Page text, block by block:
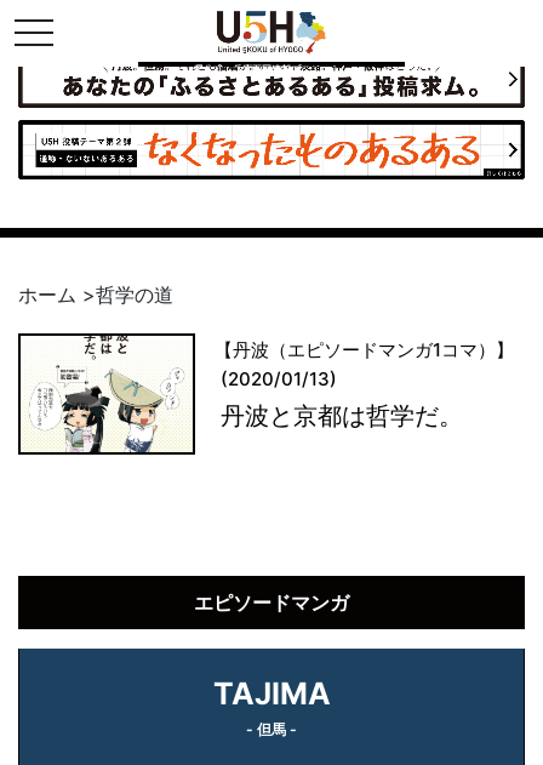
toggle navigation
県公式・兵庫五国連邦プロジェクト
ホーム >哲学の道
【丹波（エピソードマンガ1コマ）】
(2020/01/13)
丹波と京都は哲学だ。
エピソードマンガ
TAJIMA
- 但馬 -